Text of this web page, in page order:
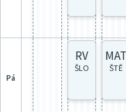
pá
RV
ŠLO
MAT
ŠTĚ